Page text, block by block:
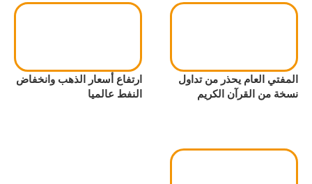
المفتي العام يحذر من تداول
نسخة من القرآن الكريم
ارتفاع أسعار الذهب وانخفاض
النفط عالميا